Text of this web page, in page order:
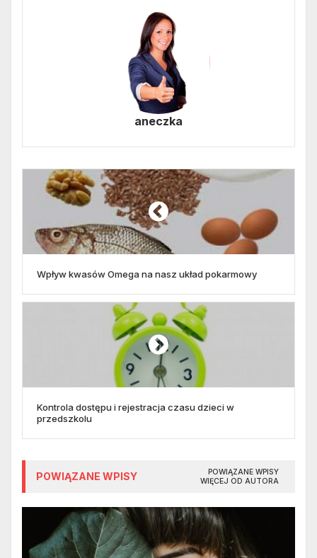
aneczka
Wpływ kwasów Omega na nasz układ pokarmowy
Kontrola dostępu i rejestracja czasu dzieci w
przedszkolu
POWIĄZANE WPISY
POWIĄZANE WPISY
WIĘCEJ OD AUTORA